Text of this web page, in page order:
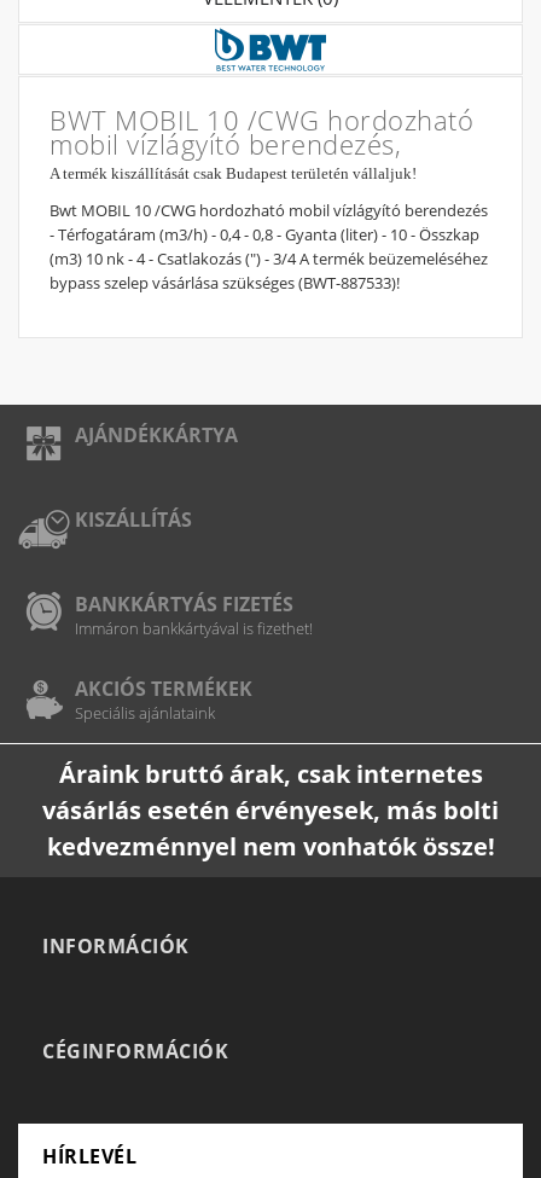
BWT MOBIL 10 /CWG hordozható
mobil vízlágyító berendezés,
A termék kiszállítását csak Budapest területén vállaljuk!
Bwt MOBIL 10 /CWG hordozható mobil vízlágyító berendezés
- Térfogatáram (m3/h) - 0,4 - 0,8 - Gyanta (liter) - 10 - Összkap
(m3) 10 nk - 4 - Csatlakozás (") - 3/4 A termék beüzemeléséhez
bypass szelep vásárlása szükséges (BWT-887533)!
AJÁNDÉKKÁRTYA
KISZÁLLÍTÁS
BANKKÁRTYÁS FIZETÉS
Immáron bankkártyával is fizethet!
AKCIÓS TERMÉKEK
Speciális ajánlataink
Áraink bruttó árak, csak internetes
vásárlás esetén érvényesek, más bolti
kedvezménnyel nem vonhatók össze!
INFORMÁCIÓK
CÉGINFORMÁCIÓK
HÍRLEVÉL